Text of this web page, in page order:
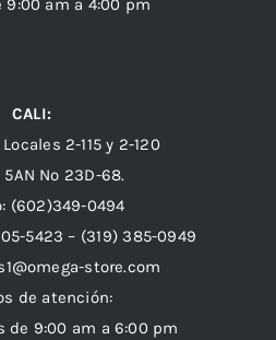
9:00 am a 4:00 pm
CALI:
2-115 y 2-120
Nº 23D-68.
(602)349-0494
5423 – (319) 385-0949
store.com
de atención:
de 9:00 am a 6:00 pm